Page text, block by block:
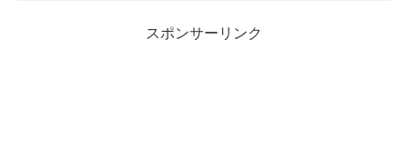
スポンサーリンク